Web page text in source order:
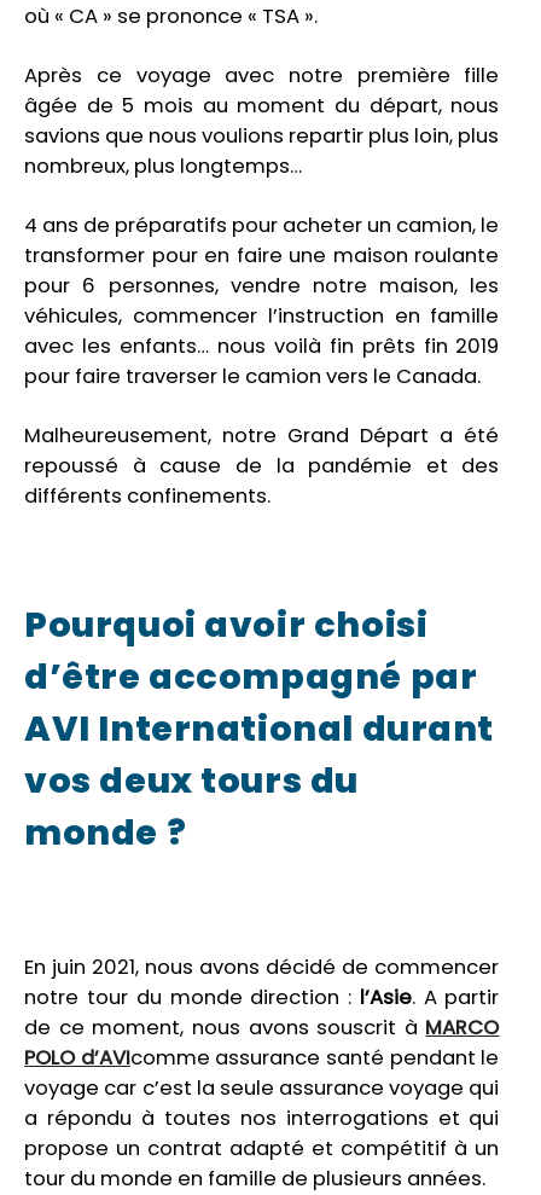
où « CA » se prononce « TSA ».
Après ce voyage avec notre première fille
âgée de 5 mois au moment du départ, nous
savions que nous voulions repartir plus loin, plus
nombreux, plus longtemps…
4 ans de préparatifs pour acheter un camion, le
transformer pour en faire une maison roulante
pour 6 personnes, vendre notre maison, les
véhicules, commencer l’instruction en famille
avec les enfants… nous voilà fin prêts fin 2019
pour faire traverser le camion vers le Canada.
Malheureusement, notre Grand Départ a été
repoussé à cause de la pandémie et des
différents confinements.
Pourquoi avoir choisi
d’être accompagné par
AVI International durant
vos deux tours du
monde ?
En juin 2021, nous avons décidé de commencer
notre tour du monde direction : l’Asie. A partir
de ce moment, nous avons souscrit à MARCO
POLO d’AVIcomme assurance santé pendant le
voyage car c’est la seule assurance voyage qui
a répondu à toutes nos interrogations et qui
propose un contrat adapté et compétitif à un
tour du monde en famille de plusieurs années.